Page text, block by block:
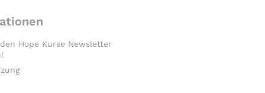
Hope Kurse Newsletter